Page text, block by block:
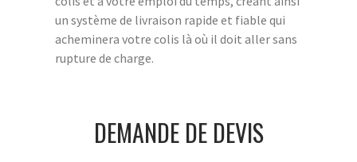
un système de livraison rapide et fiable qui
acheminera votre colis là où il doit aller sans
rupture de charge.
DEMANDE DE DEVIS